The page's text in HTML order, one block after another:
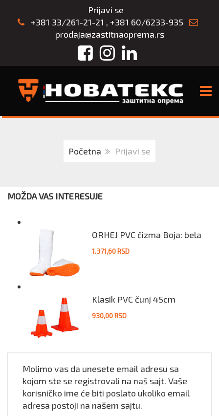
Prijavi se
+381 33/261-21-21 , +381 60/6233-935
prodaja@zastitnaoprema.rs
FacebookInstagram
LinkedIn
Početna Prijavi se
MOŽDA VAS INTERESUJE
ORHEJ PVC čizma Boja: bela
1.371,60 RSD
Klasik PVC čunj 45cm
930,00 RSD
Molimo vas da unesete email adresu sa
kojom ste se registrovali na naš sajt. Vaše
korisničko ime će biti poslato ukoliko email
adresa postoji na našem sajtu.